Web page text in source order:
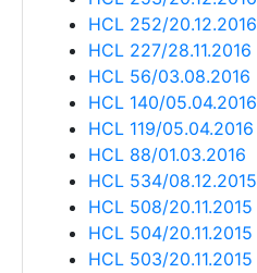
HCL 252/20.12.2016
HCL 227/28.11.2016
HCL 56/03.08.2016
HCL 140/05.04.2016
HCL 119/05.04.2016
HCL 88/01.03.2016
HCL 534/08.12.2015
HCL 508/20.11.2015
HCL 504/20.11.2015
HCL 503/20.11.2015